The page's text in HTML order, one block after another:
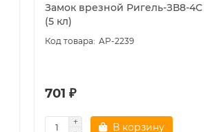
Замок врезной Ригель-ЗВ8-4С
(5 кл)
AP-2239
701 ₽
В корзину